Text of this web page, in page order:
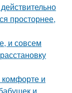
просторнее,
и совсем
комфорте и
и